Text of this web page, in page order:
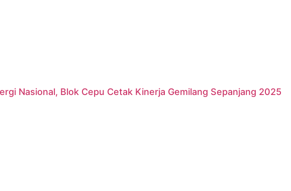
Nasional, Blok Cepu Cetak Kinerja Gemilang Sepanjang 2025